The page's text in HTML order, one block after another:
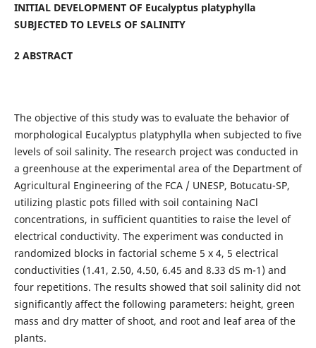
INITIAL DEVELOPMENT OF Eucalyptus platyphylla
SUBJECTED TO LEVELS OF SALINITY
2 ABSTRACT
The objective of this study was to evaluate the behavior of
morphological Eucalyptus platyphylla when subjected to five
levels of soil salinity. The research project was conducted in
a greenhouse at the experimental area of the Department of
Agricultural Engineering of the FCA / UNESP, Botucatu-SP,
utilizing plastic pots filled with soil containing NaCl
concentrations, in sufficient quantities to raise the level of
electrical conductivity. The experiment was conducted in
randomized blocks in factorial scheme 5 x 4, 5 electrical
conductivities (1.41, 2.50, 4.50, 6.45 and 8.33 dS m-1) and
four repetitions. The results showed that soil salinity did not
significantly affect the following parameters: height, green
mass and dry matter of shoot, and root and leaf area of the
plants.